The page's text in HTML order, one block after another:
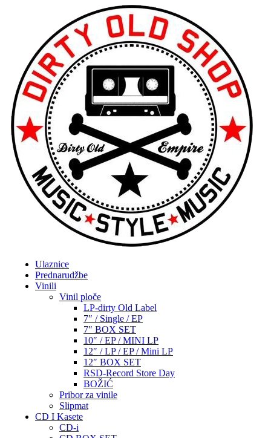
Ulaznice
Prednarudžbe
Vinili
Vinil ploče
LP-dirty Old Label
7″ / Single / EP
7″ BOX SET
10″ / EP / MINI LP
12″ / LP / EP / Mini LP
12″ BOX SET
RSD-Record Store Day
BOŽIĆ
Pribor za vinile
Slipmat
CD I Kasete
CD-i